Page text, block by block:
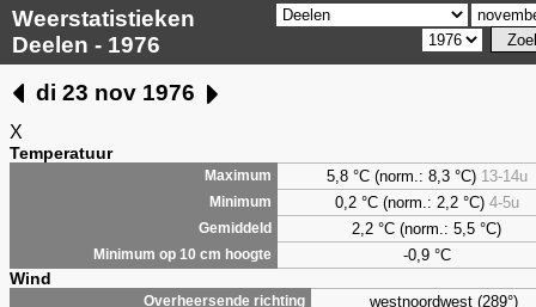
Weerstatistieken
Deelen - 1976
di 23 nov 1976
X
Temperatuur
Maximum 5,8°C (norm.: 8,3 °C) 13-14u
Minimum 0,2°C (norm.: 2,2 °C) 4-5u
Gemiddeld 2,2 °C (norm.: 5,5 °C)
Minimum op 10 cm hoogte -0,9 °C
Wind
Overheersende richting westnoordwest (289°)